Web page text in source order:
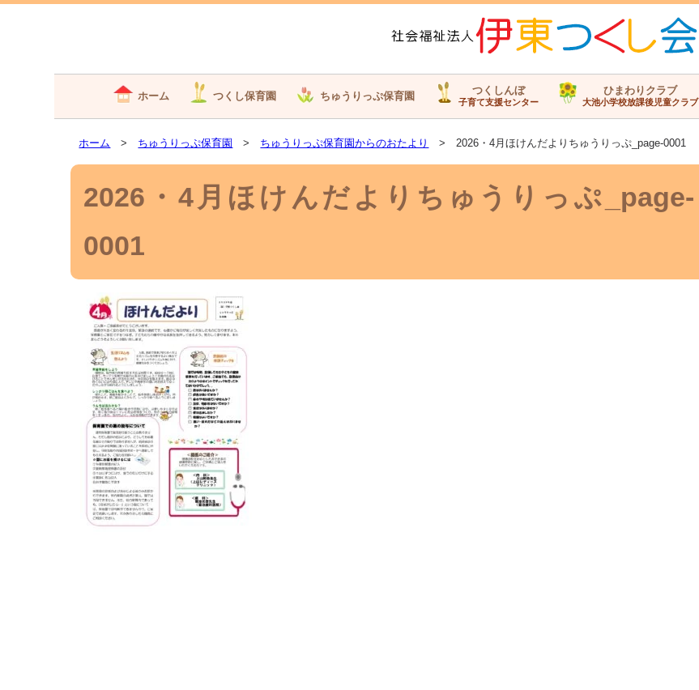
ホーム つくし保育園 ちゅうりっぷ保育園 つくしんぼ
子育て支援センター
ひまわりクラブ
大池小学校放課後児童クラブ
ホーム > ちゅうりっぷ保育園 > ちゅうりっぷ保育園からのおたより > 2026・4月ほけんだよりちゅうりっぷ_page-0001
2026・4月ほけんだよりちゅうりっぷ_page-
0001